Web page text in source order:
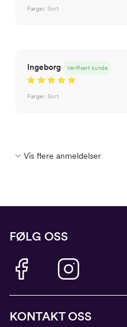
Farge: Sort
Ingeborg Verifisert kunde
Farge: Sort
Vis flere anmeldelser
FØLG OSS
KONTAKT OSS